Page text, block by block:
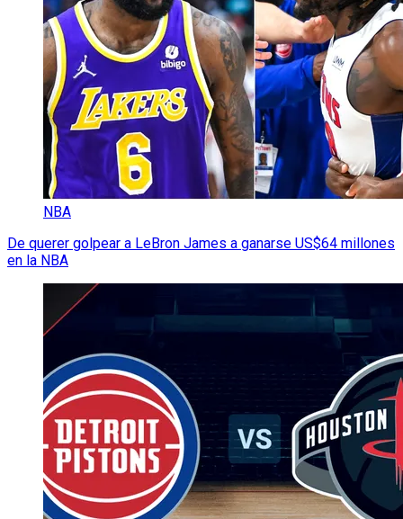
NBA
De querer golpear a LeBron James a ganarse US$64 millones
en la NBA